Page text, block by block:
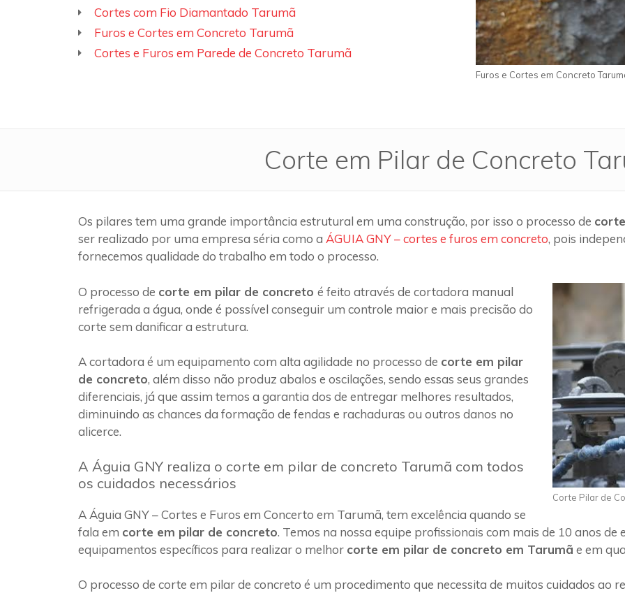
Cortes com Fio Diamantado Tarumã
Furos e Cortes em Concreto Tarumã
Cortes e Furos em Parede de Concreto Tarumã
Furos e Cortes em Concreto
Corte em Pilar de Concreto
Os pilares tem uma grande importância estrutural em uma construção, por isso o processo de
ser realizado por uma empresa séria como a ÁGUIA GNY – cortes e furos em concreto, pois
fornecemos qualidade do trabalho em todo o processo.
Corte Pilar de
O processo de corte em pilar de concreto é feito através de cortadora manual
refrigerada a água, onde é possível conseguir um controle maior e mais precisão do
corte sem danificar a estrutura.
A cortadora é um equipamento com alta agilidade no processo de corte em pilar
de concreto, além disso não produz abalos e oscilações, sendo essas seus grandes
diferenciais, já que assim temos a garantia dos de entregar melhores resultados,
diminuindo as chances da formação de fendas e rachaduras ou outros danos no
alicerce.
A Águia GNY realiza o corte em pilar de concreto Tarumã com todos
os cuidados necessários
A Águia GNY – Cortes e Furos em Concerto em Tarumã, tem excelência quando se
fala em corte em pilar de concreto. Temos na nossa equipe profissionais com mais de 10 anos
equipamentos específicos para realizar o melhor corte em pilar de concreto em Tarumã e em
O processo de corte em pilar de concreto é um procedimento que necessita de muitos cuidados ao